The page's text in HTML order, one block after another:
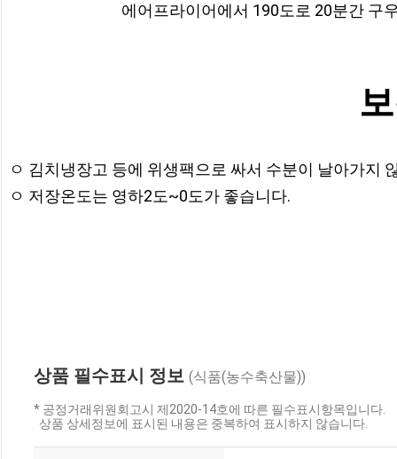
에어프라이어에서 190도로 20분간 구
ㅇ 김치냉장고 등에 위생팩으로 싸서 수분이 날아가지
상품 필수표시 정보 (식품(농수축산물))
* 공정거래위원회고시 제2020-14호에 따른 필수표시항목입니다.
상품 상세정보에 표시된 내용은 중복하여 표시하지 않습니다.